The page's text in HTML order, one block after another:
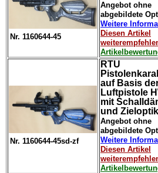
Nr. 1160644-45
Angebot ohne
abgebildete
Weitere
Diesen Artikel
Nr. 1160644-45sd-zf
RTU
auf Basis
Luftpistole
mit
und Zieloptik
Angebot ohne
abgebildete
Weitere
Diesen Artikel